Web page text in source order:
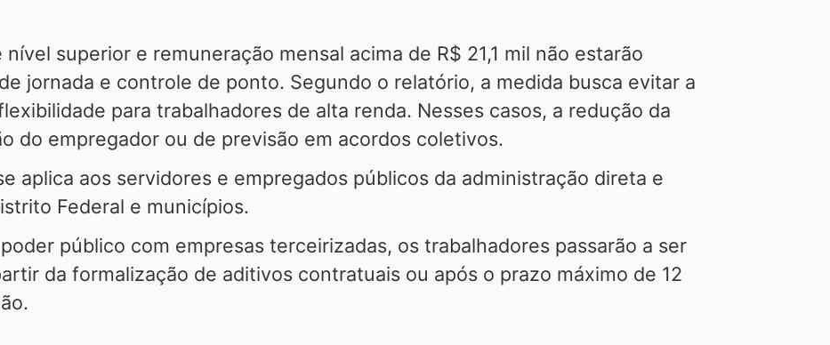
superior e remuneração mensal acima de R$ 21,1 mil não estarão
jornada e controle de ponto. Segundo o relatório, a medida busca evitar a
para trabalhadores de alta renda. Nesses casos, a redução da
do empregador ou de previsão em acordos coletivos.
aplica aos servidores e empregados públicos da administração direta e
Federal e municípios.
público com empresas terceirizadas, os trabalhadores passarão a ser
da formalização de aditivos contratuais ou após o prazo máximo de 12